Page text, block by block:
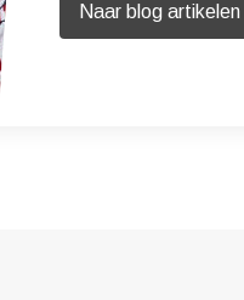
Naar blog artikelen